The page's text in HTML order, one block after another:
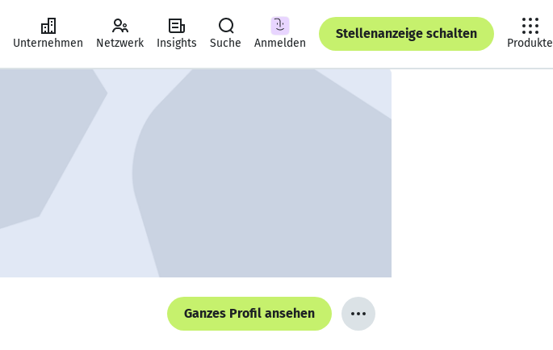
Unternehmen Netzwerk Insights Suche Anmelden
Stellenanzeige schalten
Produkte
Ganzes Profil ansehen